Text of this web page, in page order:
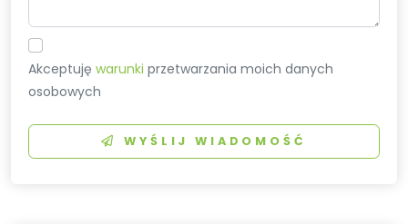
Akceptujęwarunki przetwarzania moich danych
osobowych
WYŚLIJ WIADOMOŚĆ